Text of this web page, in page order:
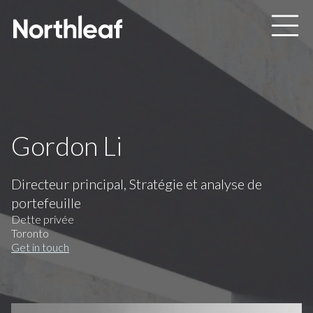
Skip to main content
Gordon Li
Directeur principal, Stratégie et analyse de
portefeuille
Dette privée
Toronto
Get in touch